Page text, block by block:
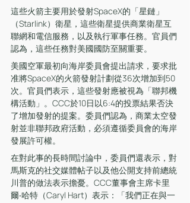
這些火箭主要用於發射SpaceX的「星鏈」
（Starlink）衛星，這些衛星提供商業衛星互
聯網和電信服務，以及執行軍事任務。官員們
認為，這些任務對美國國防至關重要。
美國空軍最初向海岸委員會提出請求，要求批
准將SpaceX的火箭發射計劃從36次增加到50
次。官員們表示，這些發射應被視為「聯邦機
構活動」。CCC於10日以6:4的投票結果否決
了增加發射的提案。委員們認為，商業太空發
射並非聯邦政府活動，必須遵循委員會的海岸
發展許可權。
在對此事的長時間討論中，委員們還表示，對
馬斯克的社交媒體帖子以及他公開支持前總統
川普的做法表示擔憂。CCC董事會主席卡里
爾‧哈特（Caryl Hart）表示：「我們正在與一